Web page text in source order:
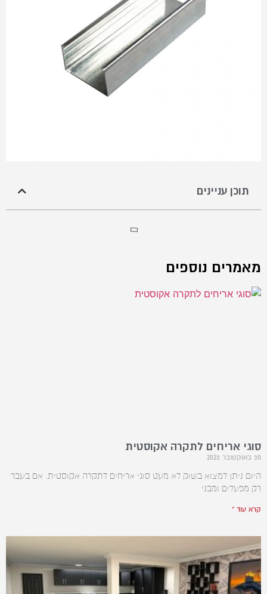
תוכן עניינים
מאמרים נוספים
סוגי אריחים לתקרה אקוסטית
30 באוקטובר 2023
היום ניתן למצוא בשוק לא מעט סוגי אריחים לתקרה אקוסטית. אם בעבר
רק מפעלים ומבני
קרא עוד »